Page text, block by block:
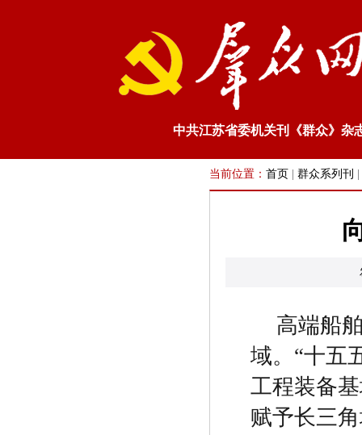
中共江苏省委机关刊《群众》杂
当前位置： 首页 群众系列刊
高端船
域。 “十五
工程装备
赋予长三